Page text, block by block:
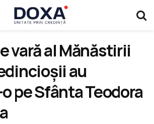
vară al Mănăstirii
au
pe Sfânta Teodora